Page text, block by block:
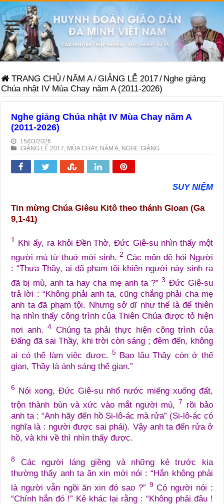
TRANG CHỦ / NĂM A/GIẢNG LỄ 2017/ Nghe giảng
Chúa nhật IV Mùa Chay năm A (2011-2026)
Nghe giảng Chúa nhật IV Mùa Chay năm A
(2011-2026)
15/03/2026
GIẢNG LỄ 2017 MÙA CHAY, NĂM A NGHE GIẢNG
SUY NIỆM
Tin mừng Chúa Giêsu Kitô theo thánh Gioan (Ga
9,1-41)
1 Khi ấy, ra khỏi Đền Thờ, Đức Giê-su nhìn thấy một
người mù từ thuở mới sinh.2 Các môn đệ hỏi Người
: “Thưa Thầy, ai đã phạm tội khiến người này sinh ra
đã bị mù, anh ta hay cha mẹ anh ta ?”3 Đức Giê-su
trả lời : “Không phải anh ta, cũng chẳng phải cha mẹ
anh ta đã phạm tội. Nhưng sở dĩ như thế là để thiên
hạ nhìn thấy công trình của Thiên Chúa được tỏ hiện
nơi anh.4 Chúng ta phải thực hiện công trình của
Đấng đã sai Thầy, khi trời còn sáng ; đêm đến, không
ai có thể làm việc được. 5 Bao lâu Thầy còn ở thế
gian, Thầy là ánh sáng thế gian.”
6 Nói xong, Đức Giê-su nhổ nước miếng xuống đất,
trộn thành bùn và xức vào mắt người mù, 7
rồi bảo
anh ta : “Anh hãy đến hồ Si-lô-ác mà rửa” (Si-lô-ác có
nghĩa là : người được sai phái). Vậy anh ta đến rửa ở
hồ, và khi về thì nhìn thấy được.
8
Các người láng giềng và những kẻ trước kia
thường thấy anh ta ăn xin mới nói : “Hắn không phải
là người vẫn ngồi ăn xin đó sao ?” 9Có người nói :
“Chính hắn đó !” Kẻ khác lại rằng : “Không phải đâu !